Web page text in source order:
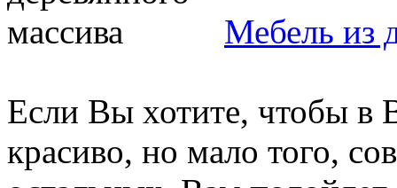
Мебель из
Если Вы хотите, чтобы в
красиво, но мало того,